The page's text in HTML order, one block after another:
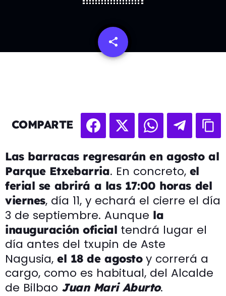
share
email
COMPARTE
Las barracas regresarán en agosto al
Parque Etxebarria. En concreto, el
ferial se abrirá a las 17:00 horas del
viernes, día 11, y echará el cierre el día
3 de septiembre. Aunque la
inauguración oficial tendrá lugar el
día antes del txupin de Aste
Nagusia, el 18 de agostoy correrá a
cargo, como es habitual, del Alcalde
de Bilbao Juan Mari Aburto.